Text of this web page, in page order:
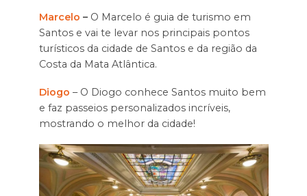
Marcelo – O Marcelo é guia de turismo em
Santos e vai te levar nos principais pontos
turísticos da cidade de Santos e da região da
Costa da Mata Atlântica.
Diogo – O Diogo conhece Santos muito bem
e faz passeios personalizados incríveis,
mostrando o melhor da cidade!